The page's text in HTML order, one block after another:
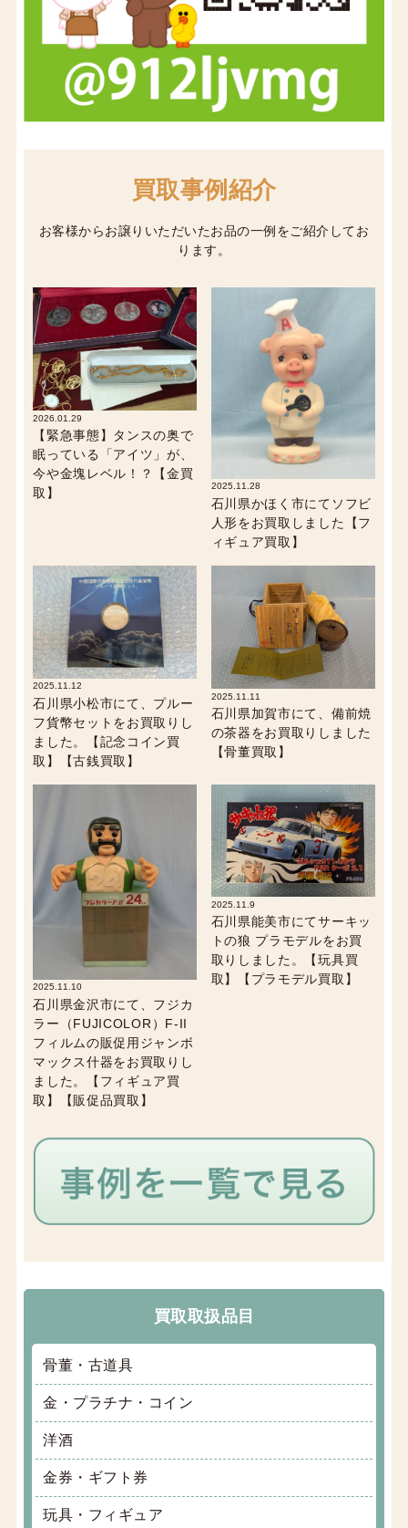
買取事例紹介
お客様からお譲りいただいたお品の一例をご紹介してお
ります。
2026.01.29
【緊急事態】タンスの奥で
眠っている「アイツ」が、
今や金塊レベル！？【金買
取】
2025.11.28
石川県かほく市にてソフビ
人形をお買取しました【フ
ィギュア買取】
2025.11.12
石川県小松市にて、プルー
フ貨幣セットをお買取りし
ました。【記念コイン買
取】【古銭買取】
2025.11.11
石川県加賀市にて、備前焼
の茶器をお買取りしました
【骨董買取】
2025.11.10
石川県金沢市にて、フジカ
ラー（FUJICOLOR）F-II
フィルムの販促用ジャンボ
マックス什器をお買取りし
ました。【フィギュア買
取】【販促品買取】
2025.11.9
石川県能美市にてサーキッ
トの狼 プラモデルをお買
取りしました。【玩具買
取】【プラモデル買取】
買取取扱品目
骨董・古道具
金・プラチナ・コイン
洋酒
金券・ギフト券
玩具・フィギュア